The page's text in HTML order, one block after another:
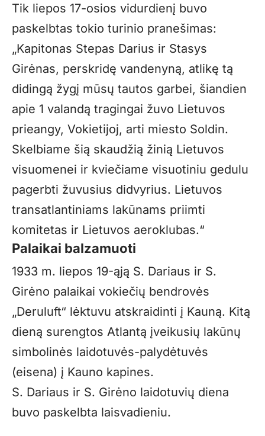
Tik liepos 17-osios vidurdienį buvo
paskelbtas tokio turinio pranešimas:
„Kapitonas Stepas Darius ir Stasys
Girėnas, perskridę vandenyną, atlikę tą
didingą žygį mūsų tautos garbei, šiandien
apie 1 valandą tragingai žuvo Lietuvos
prieangy, Vokietijoj, arti miesto Soldin.
Skelbiame šią skaudžią žinią Lietuvos
visuomenei ir kviečiame visuotiniu gedulu
pagerbti žuvusius didvyrius. Lietuvos
transatlantiniams lakūnams priimti
komitetas ir Lietuvos aeroklubas.“
Palaikai balzamuoti
1933 m. liepos 19-ąją S. Dariaus ir S.
Girėno palaikai vokiečių bendrovės
„Deruluft“ lėktuvu atskraidinti į Kauną. Kitą
dieną surengtos Atlantą įveikusių lakūnų
simbolinės laidotuvės-palydėtuvės
(eisena) į Kauno kapines.
S. Dariaus ir S. Girėno laidotuvių diena
buvo paskelbta laisvadieniu.